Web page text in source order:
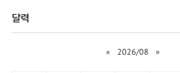
달력
« 2026/08 »